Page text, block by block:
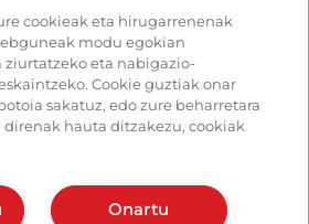
Irteeretara nola iritsi
Nola irten Santiagotik
Kalkulagailua
Historia
Eman alta planifikatzailean
cookieak eta hirugarrenenak
modu egokian
eta nabigazio-
Cookie guztiak onar
sakatuz, edo zure beharretara
hauta ditzakezu, cookiak
Onartu